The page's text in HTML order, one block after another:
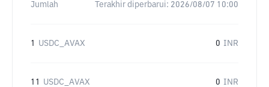
Jumlah Terakhir diperbarui: 2026/08/07 10:00
1 USDC_AVAX 0 INR
11 USDC_AVAX 0 INR